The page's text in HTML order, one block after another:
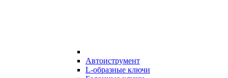
Автоиструмент
L-образные ключи